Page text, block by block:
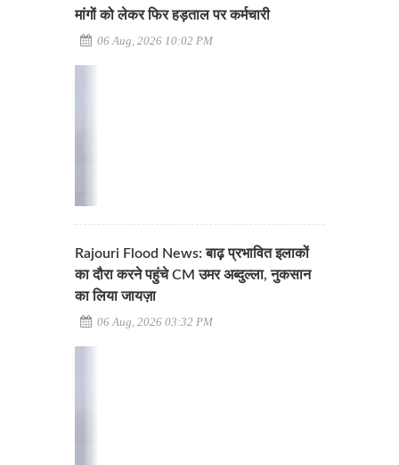
मांगों को लेकर फिर हड़ताल पर कर्मचारी
06 Aug, 2026 10:02 PM
Rajouri Flood News: बाढ़ प्रभावित इलाकों
का दौरा करने पहुंचे CM उमर अब्दुल्ला, नुकसान
का लिया जायज़ा
06 Aug, 2026 03:32 PM